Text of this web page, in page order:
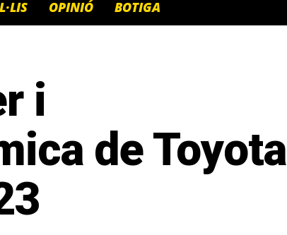
OPINIÓ BOTIGA
i
de Toyota